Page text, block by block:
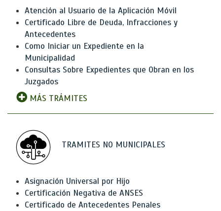
Atención al Usuario de la Aplicación Móvil
Certificado Libre de Deuda, Infracciones y
Antecedentes
Como Iniciar un Expediente en la
Municipalidad
Consultas Sobre Expedientes que Obran en los
Juzgados
MÁS TRÁMITES
TRAMITES NO MUNICIPALES
Asignación Universal por Hijo
Certificación Negativa de ANSES
Certificado de Antecedentes Penales